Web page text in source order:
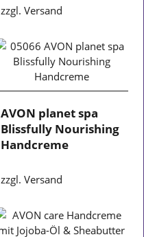
zzgl. Versand
AVON planet spa
Blissfully Nourishing
Handcreme
zzgl. Versand